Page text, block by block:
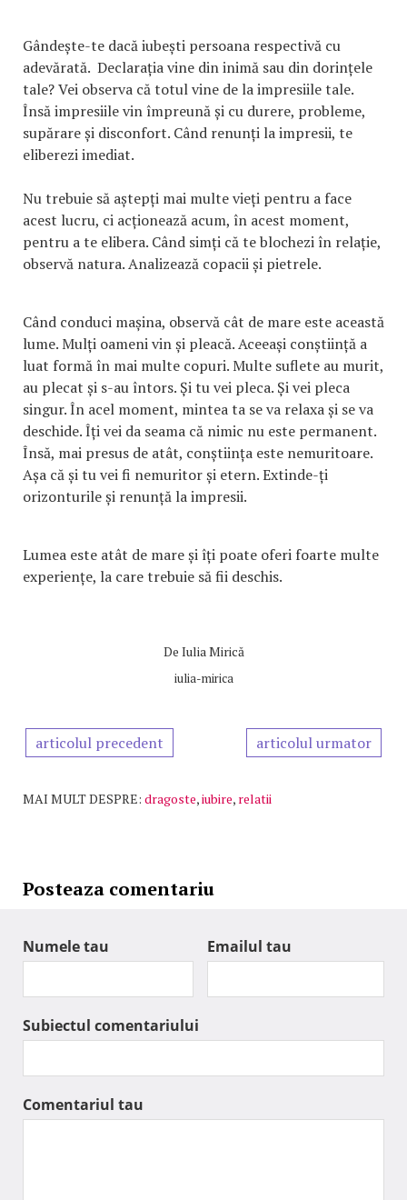
Gândește-te dacă iubești persoana respectivă cu
adevărată. Declarația vine din inimă sau din dorințele
tale? Vei observa că totul vine de la impresiile tale.
Însă impresiile vin împreună și cu durere, probleme,
supărare și disconfort. Când renunți la impresii, te
eliberezi imediat.
Nu trebuie să aștepți mai multe vieți pentru a face
acest lucru, ci acționează acum, în acest moment,
pentru a te elibera. Când simți că te blochezi în relație,
observă natura. Analizează copacii și pietrele.
Când conduci mașina, observă cât de mare este această
lume. Mulți oameni vin și pleacă. Aceeași conștiință a
luat formă în mai multe copuri. Multe suflete au murit,
au plecat și s-au întors. Și tu vei pleca. Și vei pleca
singur. În acel moment, mintea ta se va relaxa și se va
deschide. Îți vei da seama că nimic nu este permanent.
Însă, mai presus de atât, conștiința este nemuritoare.
Așa că și tu vei fi nemuritor și etern. Extinde-ți
orizonturile și renunță la impresii.
Lumea este atât de mare și îți poate oferi foarte multe
experiențe, la care trebuie să fii deschis.
De Iulia Mirică
iulia-mirica
articolul precedent articolul urmator
MAI MULT DESPRE: dragoste,iubire, relatii
Posteaza comentariu
Numele tau Emailul tau
Subiectul comentariului
Comentariul tau